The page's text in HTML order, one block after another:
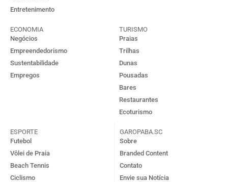
Entretenimento
ECONOMIA
Negócios
Empreendedorismo
Sustentabilidade
Empregos
TURISMO
Praias
Trilhas
Dunas
Pousadas
Bares
Restaurantes
Ecoturismo
ESPORTE
Futebol
Vôlei de Praia
Beach Tennis
Ciclismo
GAROPABA.SC
Sobre
Branded Content
Contato
Envie sua Notícia